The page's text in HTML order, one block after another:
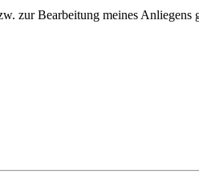
zur Bearbeitung meines Anliegens